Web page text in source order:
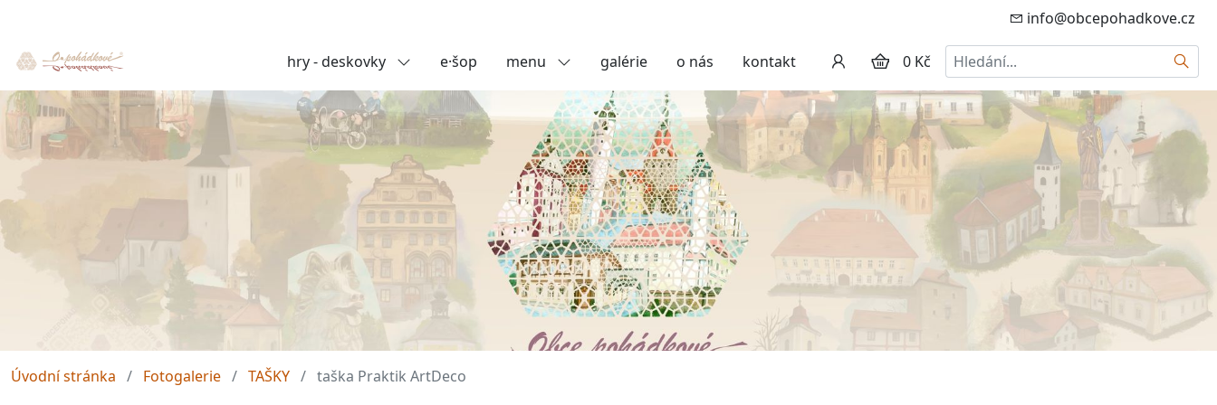
info@obcepohadkove.cz
hry - deskovky e·šop menu galérie o nás kontakt 0 Kč Hledat
Úvodní stránka Fotogalerie TAŠKY taška Praktik ArtDeco